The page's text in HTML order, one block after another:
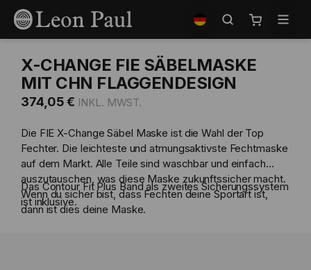
Zum
Inhalt
springen
auswählen
Mein
X-CHANGE FIE SÄBELMASKE
MIT CHN FLAGGENDESIGN
374,05 €
Die FIE X-Change Säbel Maske ist die Wahl der Top
Fechter. Die leichteste und atmungsaktivste Fechtmaske
auf dem Markt. Alle Teile sind waschbar und einfach
auszutauschen, was diese Maske zukunftssicher macht.
Wenn du sicher bist, dass Fechten deine Sportart ist,
dann ist dies deine Maske.
Das Contour Fit Plus Band als zweites Sicherungssystem
ist inklusive.